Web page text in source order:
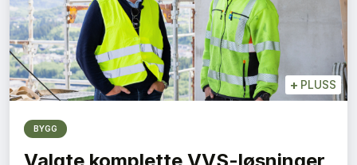
+ PLUSS
BYGG